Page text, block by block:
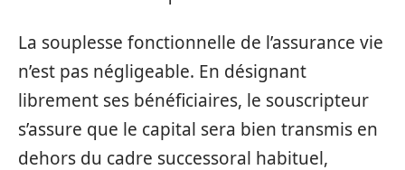
La souplesse fonctionnelle de l’assurance vie
n’est pas négligeable. En désignant
librement ses bénéficiaires, le souscripteur
s’assure que le capital sera bien transmis en
dehors du cadre successoral habituel,